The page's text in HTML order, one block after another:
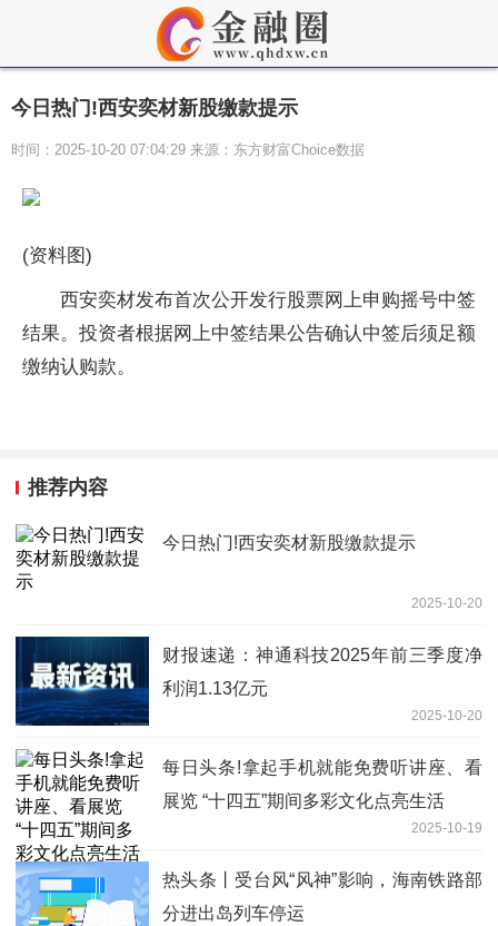
今日热门!西安奕材新股缴款提示
时间：2025-10-20 07:04:29 来源：东方财富Choice数据
(资料图)
西安奕材发布首次公开发行股票网上申购摇号中签
结果。投资者根据网上中签结果公告确认中签后须足额
缴纳认购款。
推荐内容
今日热门!西安奕材新股缴款提示
2025-10-20
财报速递：神通科技2025年前三季度净
利润1.13亿元
2025-10-20
每日头条!拿起手机就能免费听讲座、看
展览 “十四五”期间多彩文化点亮生活
2025-10-19
热头条丨受台风“风神”影响，海南铁路部
分进出岛列车停运